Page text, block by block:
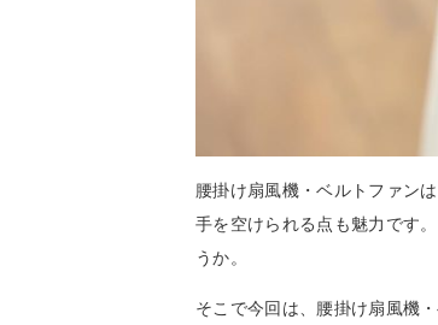
腰掛け扇風機・ベルトファン
手を空けられる点も魅力です
うか。
そこで今回は、腰掛け扇風機